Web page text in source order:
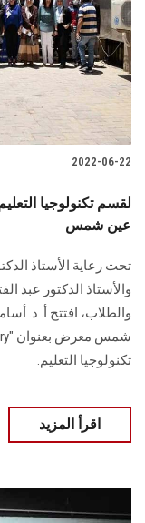
2022-06-22
عين شمس
تحت رعاية الأستاذ
والأستاذ الدكتور عبد
والطلاب، افتتح أ. د.
تكنولوجيا التعليم.
اقرأ المزيد